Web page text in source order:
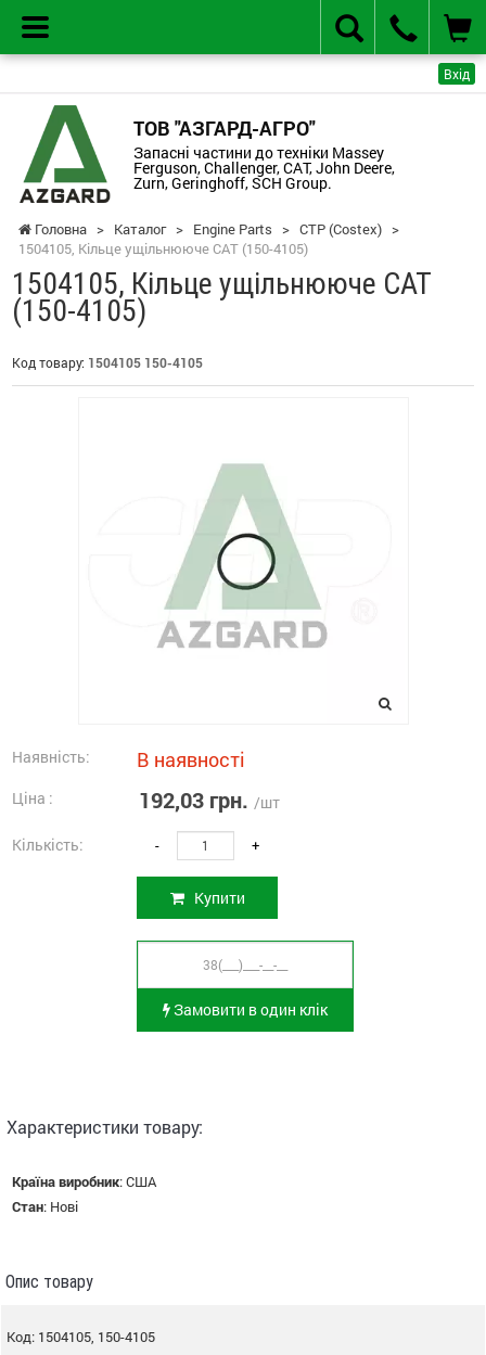
Вхід
ТОВ "АЗГАРД-АГРО"
Запасні частини до техніки Massey
Ferguson, Challenger, CAT, John Deere,
Zurn, Geringhoff, SCH Group.
Головна > Каталог > Engine Parts > CTP (Costex) >
1504105, Кільце ущільнююче CAT (150-4105)
1504105, Кільце ущільнююче CAT
(150-4105)
Код товару: 1504105 150-4105
Наявність: В наявності
Ціна : 192,03 грн. /шт
Кількість: - +
Купити
Замовити в один клік
Характеристики товару:
Країна виробник:США
Стан: Нові
Опис товару
Код: 1504105, 150-4105